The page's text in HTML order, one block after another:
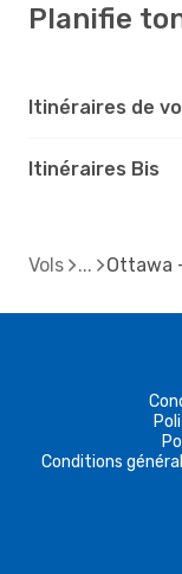
Planifie
Itinéraires de
Itinéraires Bis
Vols Ottawa
Conditions